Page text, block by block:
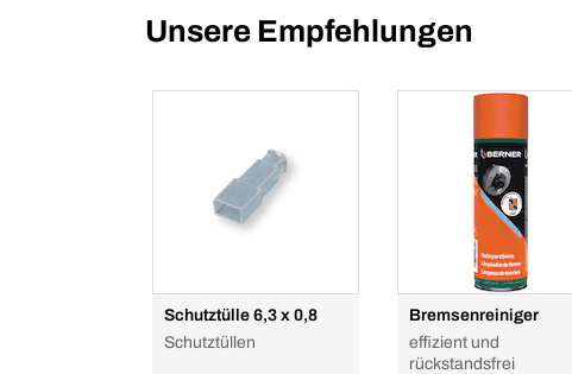
Unsere Empfehlungen
Schutztülle 6,3 x 0,8
Schutztüllen
Bremsenreiniger
effizient und
rückstandsfrei